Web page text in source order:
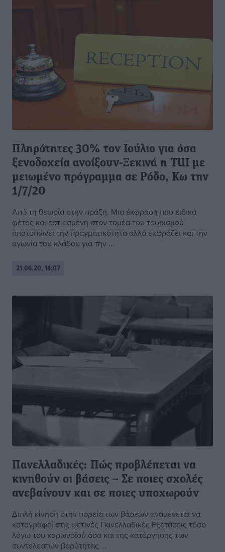
Πληρότητες 30% τον Ιούλιο για όσα
ξενοδοχεία ανοίξουν-Ξεκινά η TUI με
μειωμένο πρόγραμμα σε Ρόδο, Κω την
1/7/20
Από τη θεωρία στην πράξη. Μια έκφραση που ειδικά
φέτος και εστιασμένη στον τομέα του τουρισμού
αποτυπώνει την πραγματικότητα αλλά εκφράζει και την
αγωνία του κλάδου για την ...
21.06.20, 14:07
Πανελλαδικές: Πώς προβλέπεται να
κινηθούν οι βάσεις – Σε ποιες σχολές
ανεβαίνουν και σε ποιες υποχωρούν
Διπλή κίνηση στην πορεία των βάσεων αναμένεται να
καταγραφεί στις φετινές Πανελλαδικές Εξετάσεις τόσο
λόγω του κορωνοϊού όσο και της κατάργησης των
συντελεστών βαρύτητας ...